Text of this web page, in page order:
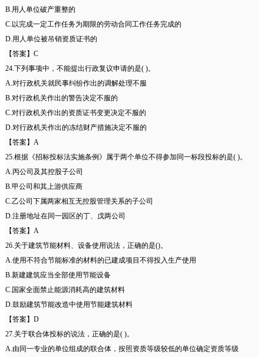
B.用人单位破产重整的
C.以完成一定工作任务为期限的劳动合同工作任务完成的
D.用人单位被吊销资质证书的
【答案】C
24.下列事项中，不能提出行政复议申请的是( )。
A.对行政机关就民事纠纷作出的调解处理不服
B.对行政机关作出的警告决定不服的
C.对行政机关作出的资质证书变更决定不服的
D.对行政机关作出的冻结财产措施决定不服的
【答案】A
25.根据《招标投标法实施条例》属于两个单位不得参加同一标段投标的是( )。
A.丙公司及其控股子公司
B.甲公司和其上游供应商
C.乙公司下属两家相互无控股管理关系的子公司
D.注册地址在同一园区的丁、戊两公司
【答案】A
26.关于建筑节能材料、设备使用说法，正确的是()。
A.使用不符合节能标准的材料的已建成项目不得投入生产使用
B.新建建筑应当全部使用节能设备
C.国家全面禁止能源消耗高的建筑材料
D.鼓励建筑节能改造中使用节能建筑材料
【答案】D
27.关于联合体投标的说法，正确的是( )。
A.由同一专业的单位组成的联合体，按照资质等级较低的单位确定资质等级